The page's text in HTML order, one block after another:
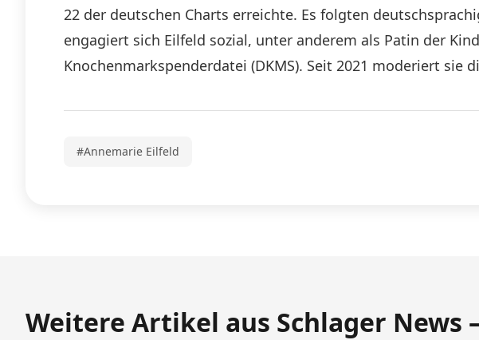
22 der deutschen Charts erreichte. Es folgten
engagiert sich Eilfeld sozial, unter anderem als Patin der
Knochenmarkspenderdatei (DKMS). Seit 2021 moderiert sie
#Annemarie Eilfeld
Weitere Artikel aus Schlager